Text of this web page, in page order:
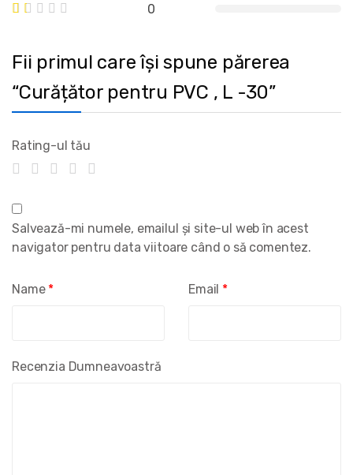
0
Fii primul care își spune părerea
“Curățător pentru PVC , L -30”
Rating-ul tău
Recenzia Dumneavoastră
Name * Email *
Salvează-mi numele, emailul și site-ul web în acest
navigator pentru data viitoare când o să comentez.